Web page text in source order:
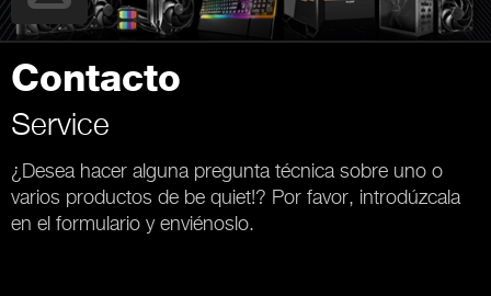
Contacto
Service
¿Desea hacer alguna pregunta técnica sobre uno o
varios productos de be quiet!? Por favor, introdúzcala
en el formulario y enviénoslo.